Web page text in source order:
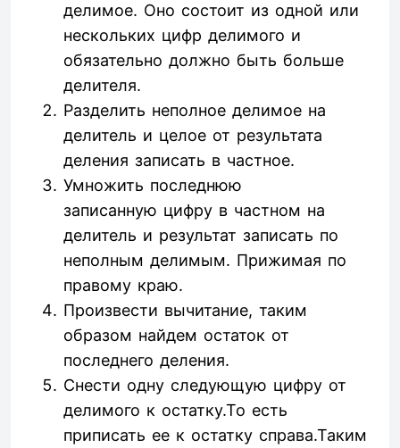
делимое. Оно состоит из одной или
нескольких цифр делимого и
обязательно должно быть больше
делителя.
Разделить неполное делимое на
делитель и целое от результата
деления записать в частное.
Умножить последнюю
записанную цифру в частном на
делитель и результат записать по
неполным делимым. Прижимая по
правому краю.
Произвести вычитание, таким
образом найдем остаток от
последнего деления.
Снести одну следующую цифру от
делимого к остатку.То есть
приписать ее к остатку справа.Таким